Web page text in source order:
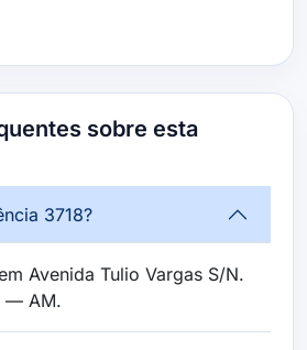
sobre esta
3718?
Avenida Tulio Vargas S/N.
— AM.